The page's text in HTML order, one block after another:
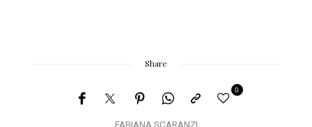
Share
0